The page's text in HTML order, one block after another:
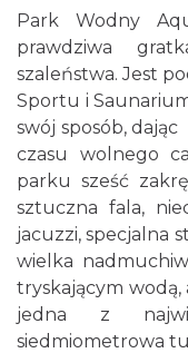
Park Wodny
prawdziwa
szaleństwa. Jest
Sportu i
swój sposób,
czasu wolnego
parku sześć
sztuczna fala,
jacuzzi, specjalna
wielka
tryskającym
jedna z
siedmiometrowa